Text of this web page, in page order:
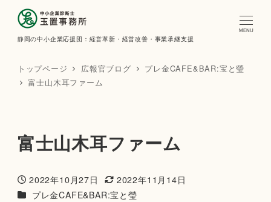
静岡の中小企業応援団：経営革新・経営改善・事業承継支援
MENU
トップページ 広報官ブログ
プレ金CAFE&BAR:宝と瑩
富士山木耳ファーム
富士山木耳ファーム
投稿日
2022年10月27日
更新日
2022年11月14日
カテゴリー（広報官ブログ）
プレ金CAFE&BAR:宝と瑩